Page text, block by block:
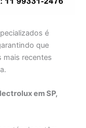
é
que
mais recentes
em SP,